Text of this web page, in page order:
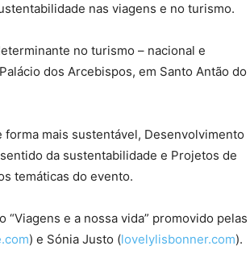
nas viagens e no turismo.
no turismo – nacional e
dos Arcebispos, em Santo Antão do
mais sustentável, Desenvolvimento
da sustentabilidade e Projetos de
temáticas do evento.
e a nossa vida” promovido pelas
) e Sónia Justo (lovelylisbonner.com).